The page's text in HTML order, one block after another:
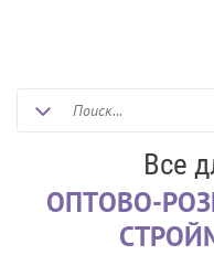
Все
ОПТОВО-